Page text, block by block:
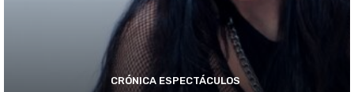
CRÓNICA ESPECTÁCULOS